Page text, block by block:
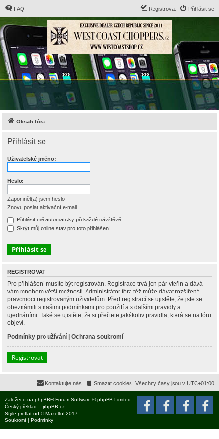
FAQ Přihlásit se
Registrovat
Obsah fóra
Přihlásit se
Uživatelské jméno:
Heslo:
Zapomněl(a) jsem heslo
Znovu poslat aktivační e-mail
Přihlásit mě automaticky při každé návštěvě
Skrýt můj online stav pro toto přihlášení
REGISTROVAT
Pro přihlášení musíte být registrován. Registrace trvá jen pár vteřin a dává
vám mnohem větší možnosti. Administrátor fóra též může dávat rozšířené
pravomoci registrovaným uživatelům. Před registrací se ujistěte, že jste se
obeznámili s našimi podmínkami pro použití a s dalšími pravidly a
ujednáními. Také se ujistěte, že si přečtete jakákoliv pravidla, která se na fóru
objeví.
Podmínky pro užívání | Ochrana soukromí
Registrovat
Všechny časy jsou v UTC+01:00
Smazat cookies
Kontaktujte nás
Založeno na phpBB® Forum Software © phpBB Limited
Český překlad – phpBB.cz
Style proflat od ©Mazeltof 2017
Soukromí | Podmínky